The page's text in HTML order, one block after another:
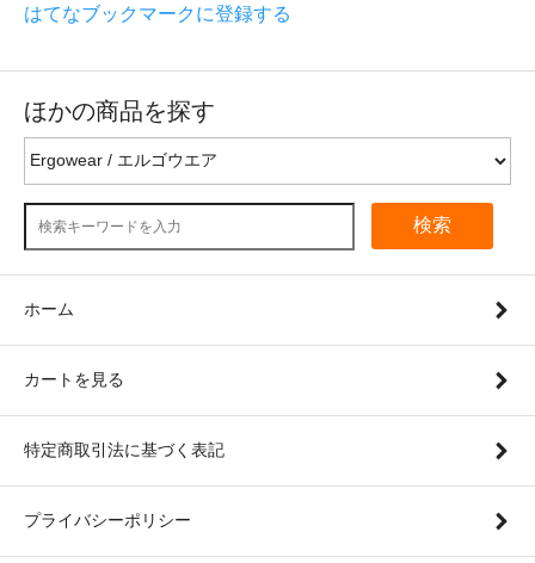
はてなブックマークに登録する
ほかの商品を探す
検索
ホーム
カートを見る
特定商取引法に基づく表記
プライバシーポリシー